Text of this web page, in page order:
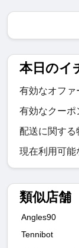
本日のイ
有効なオファ
有効なクーポ
配送に関する
現在利用可能
類似店舗
Angles90
Tennibot